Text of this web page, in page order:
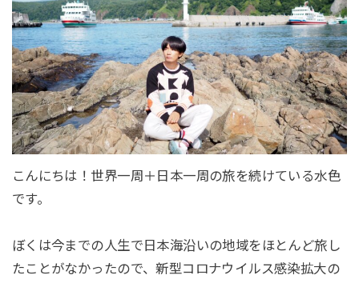
こんにちは！世界一周＋日本一周の旅を続けている水色
です。
ぼくは今までの人生で日本海沿いの地域をほとんど旅し
たことがなかったので、新型コロナウイルス感染拡大の